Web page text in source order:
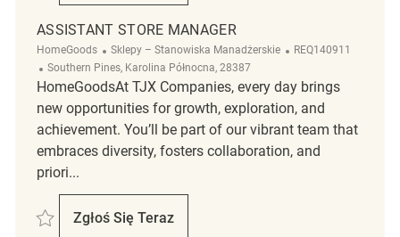
ASSISTANT STORE MANAGER
HomeGoods Kategoria
Sklepy – Stanowiska Manadżerskie ReqId
REQ140911
Lokalizacja
Southern Pines, Karolina Północna, 28387
HomeGoodsAt TJX Companies, every day brings
new opportunities for growth, exploration, and
achievement. You’ll be part of our vibrant team that
embraces diversity, fosters collaboration, and
priori...
Zapisać Assistant Store Manager REQ140911
Zgłoś Się Teraz
Assistant Store Manager